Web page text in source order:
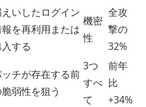
いしたログイン
を再利用または
する
機密
性
全攻
撃の
32%
チが存在する前
弱性を狙う
3つ
すべ
て
前年
比
+34%